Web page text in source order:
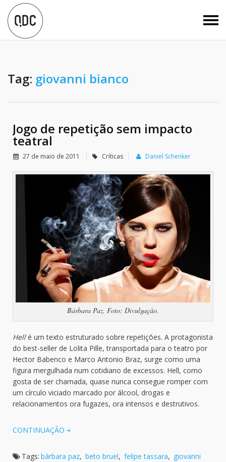
Tag: giovanni bianco
Jogo de repetição sem impacto
teatral
27 de maio de 2011 Críticas Daniel Schenker
Bárbara Paz. Foto: Divulgação.
Hellé um texto estruturado sobre repetições. A protagonista
do best-seller de Lolita Pille, transportada para o teatro por
Hector Babenco e Marco Antonio Braz, surge como uma
figura mergulhada num cotidiano de excessos. Hell, como
gosta de ser chamada, quase nunca consegue romper com
um círculo viciado marcado por álcool, drogas e
relacionamentos ora fugazes, ora intensos e destrutivos.
CONTINUAÇÃO
Tags: bárbara paz, beto bruel, felipe tassara, giovanni